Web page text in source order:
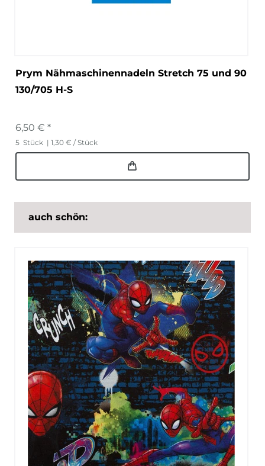
Prym Nähmaschinennadeln Stretch 75 und 90
130/705 H-S
6,50 € *
5 Stück | 1,30 € / Stück
auch schön: